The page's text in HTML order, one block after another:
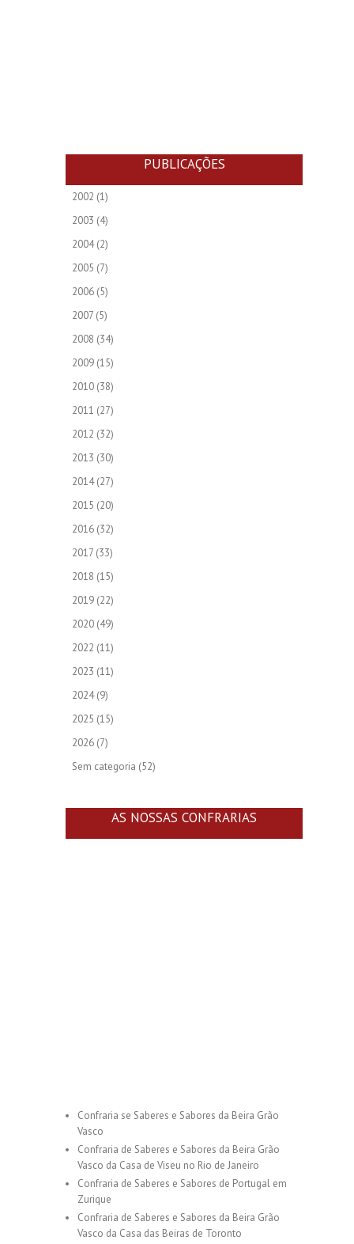
PUBLICAÇÕES
2002 (1)
2003 (4)
2004(2)
2005 (7)
2006 (5)
2007 (5)
2008 (34)
2009 (15)
2010 (38)
2011 (27)
2012 (32)
2013 (30)
2014(27)
2015 (20)
2016 (32)
2017 (33)
2018 (15)
2019 (22)
2020 (49)
2022 (11)
2023 (11)
2024(9)
2025 (15)
2026 (7)
Sem categoria (52)
AS NOSSAS CONFRARIAS
Confraria se Saberes e Sabores da Beira Grão
Vasco
Confraria de Saberes e Sabores da Beira Grão
Vasco da Casa de Viseu no Rio de Janeiro
Confraria de Saberes e Sabores de Portugal em
Zurique
Confraria de Saberes e Sabores da Beira Grão
Vasco da Casa das Beiras de Toronto